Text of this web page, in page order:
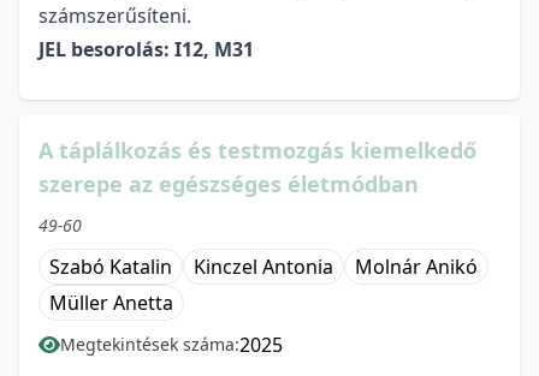
számszerűsíteni.
JEL besorolás: I12, M31
A táplálkozás és testmozgás kiemelkedő
szerepe az egészséges életmódban
49-60
Szabó Katalin Kinczel Antonia
Molnár Anikó
Müller Anetta
Megtekintések száma:2025